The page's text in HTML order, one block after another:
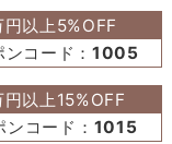
円以上5%OFF
ンコード：1005
円以上15%OFF
ンコード： 1015